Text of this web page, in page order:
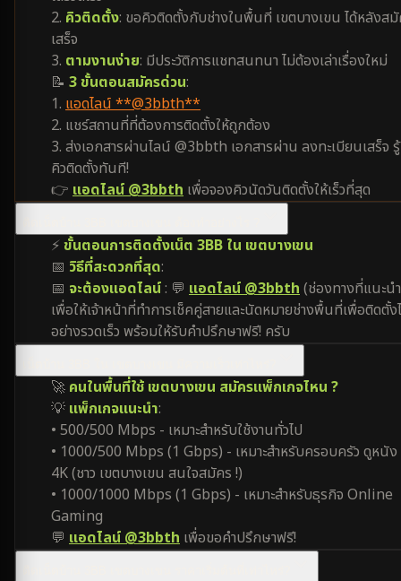
2. คิวติดตั้ง: ขอคิวติดตั้งกับช่างในพื้นที่ เขตบางเขน ได้หลังส
เสร็จ
3. ตามงานง่าย: มีประวัติการแชทสนทนา ไม่ต้องเล่าเรื่องใหม่
📝 3 ขั้นตอนสมัครด่วน:
1. แอดไลน์ **@3bbth**
2. แชร์สถานที่ที่ต้องการติดตั้งให้ถูกต้อง
3. ส่งเอกสารผ่านไลน์ @3bbth เอกสารผ่าน ลงทะเบียนเสร็จ รู้
คิวติดตั้งทันที!
👉 แอดไลน์ @3bbth เพื่อจองคิวนัดวันติดตั้งให้เร็วที่สุด
⚡ ขั้นตอนการติดตั้งเน็ต 3BB ใน เขตบางเขน
📅 วิธีที่สะดวกที่สุด:
📅 จะต้องแอดไลน์: 💬 แอดไลน์ @3bbth (ช่องทางที่แนะน
เพื่อให้เจ้าหน้าที่ทำการเช็คคู่สายและนัดหมายช่างพื้นที่เพื่อติดตั้ง
อย่างรวดเร็ว พร้อมให้รับคำปรึกษาฟรี! ครับ
🚀 คนในพื้นที่ใช้ เขตบางเขน สมัครแพ็กเกจไหน ?
💡 แพ็กเกจแนะนำ:
• 500/500 Mbps - เหมาะสำหรับใช้งานทั่วไป
• 1000/500 Mbps (1 Gbps) - เหมาะสำหรับครอบครัว ดูหนัง
4K (ชาว เขตบางเขน สนใจสมัคร !)
• 1000/1000 Mbps (1 Gbps) - เหมาะสำหรับธุรกิจ Online
Gaming
💬 แอดไลน์ @3bbth เพื่อขอคำปรึกษาฟรี!